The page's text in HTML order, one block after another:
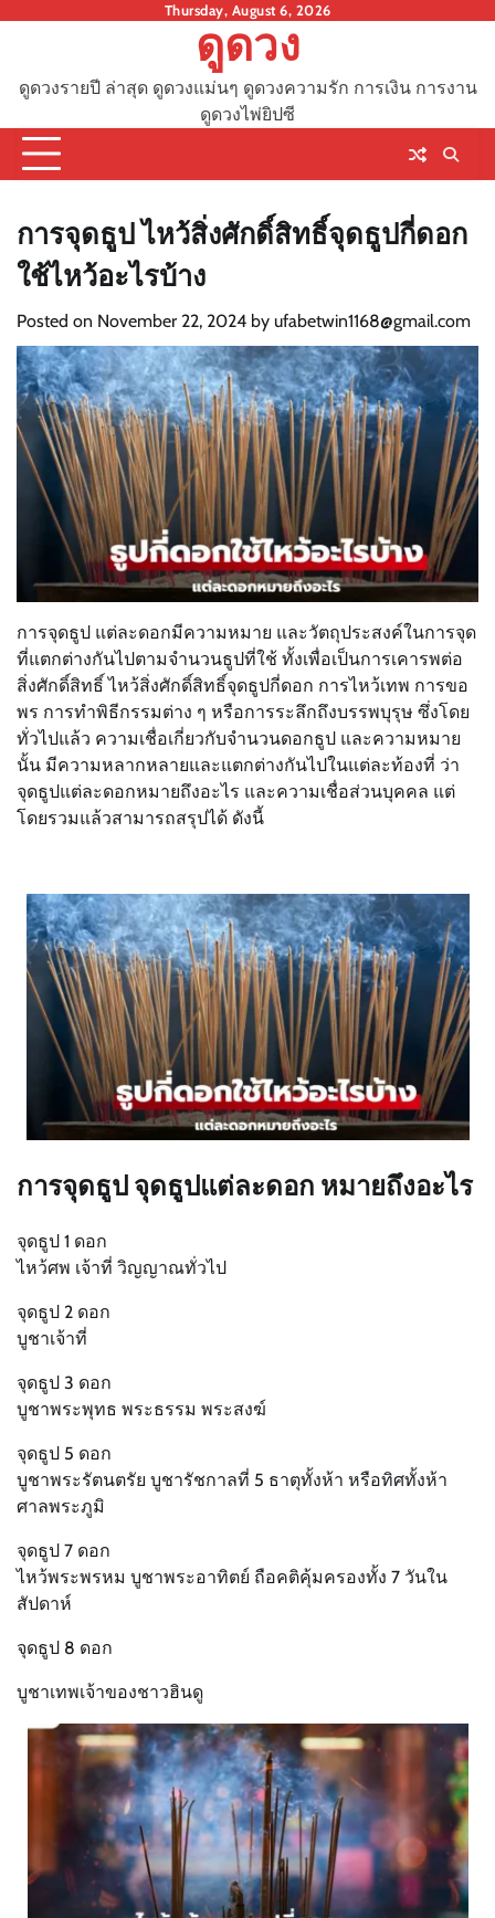
Thursday, August 6, 2026
ดูดวง
ดูดวงรายปี ล่าสุด ดูดวงแม่นๆ ดูดวงความรัก การเงิน การงาน
ดูดวงไพ่ยิปซี
การจุดธูป ไหว้สิ่งศักดิ์สิทธิ์จุดธูปกี่ดอก
ใช้ไหว้อะไรบ้าง
Posted on November 22, 2024 by ufabetwin1168@gmail.com
การจุดธูป แต่ละดอกมีความหมาย และวัตถุประสงค์ในการจุด
ที่แตกต่างกันไปตามจำนวนธูปที่ใช้ ทั้งเพื่อเป็นการเคารพต่อ
สิ่งศักดิ์สิทธิ์ ไหว้สิ่งศักดิ์สิทธิ์จุดธูปกี่ดอก การไหว้เทพ การขอ
พร การทำพิธีกรรมต่าง ๆ หรือการระลึกถึงบรรพบุรุษ ซึ่งโดย
ทั่วไปแล้ว ความเชื่อเกี่ยวกับจำนวนดอกธูป และความหมาย
นั้น มีความหลากหลายและแตกต่างกันไปในแต่ละท้องที่ ว่า
จุดธูปแต่ละดอกหมายถึงอะไร และความเชื่อส่วนบุคคล แต่
โดยรวมแล้วสามารถสรุปได้ ดังนี้
การจุดธูป จุดธูปแต่ละดอก หมายถึงอะไร
จุดธูป 1 ดอก
ไหว้ศพ เจ้าที่ วิญญาณทั่วไป
จุดธูป 2 ดอก
บูชาเจ้าที่
จุดธูป 3 ดอก
บูชาพระพุทธ พระธรรม พระสงฆ์
จุดธูป 5 ดอก
บูชาพระรัตนตรัย บูชารัชกาลที่ 5 ธาตุทั้งห้า หรือทิศทั้งห้า
ศาลพระภูมิ
จุดธูป 7 ดอก
ไหว้พระพรหม บูชาพระอาทิตย์ ถือคติคุ้มครองทั้ง 7 วันใน
สัปดาห์
จุดธูป 8 ดอก
บูชาเทพเจ้าของชาวฮินดู